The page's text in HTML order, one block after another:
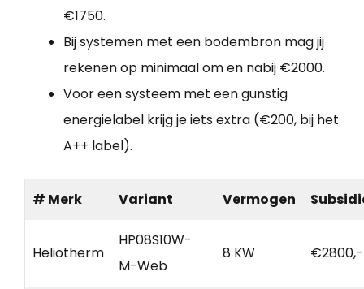
€1750.
Bij systemen met een bodembron mag jij
rekenen op minimaal om en nabij €2000.
Voor een systeem met een gunstig
energielabel krijg je iets extra (€200, bij het
A++ label).
# Merk Variant Vermogen
Heliotherm
HP08S10W-
M-Web
8 KW €2800,-